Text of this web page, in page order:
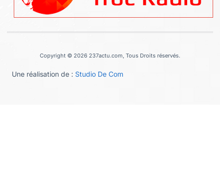
Copyright © 2026 237actu.com, Tous Droits réservés.
Une réalisation de : Studio De Com